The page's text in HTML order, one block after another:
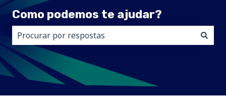
Como podemos te ajudar?
Não há sugestões porque o campo de pesquisa está